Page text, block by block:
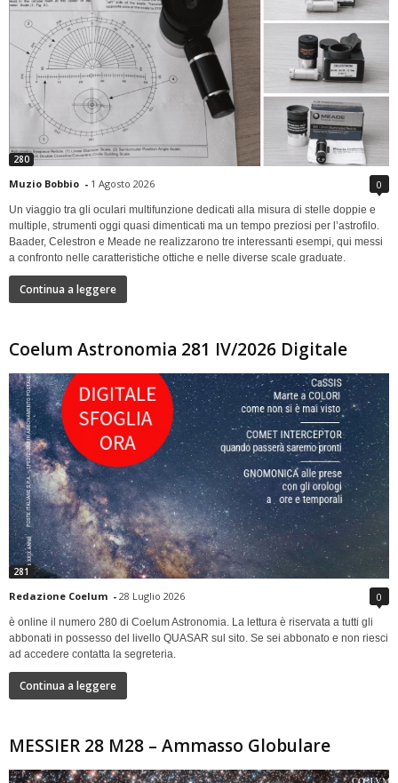
280
Muzio Bobbio - 1 Agosto 2026 0
Un viaggio tra gli oculari multifunzione dedicati alla misura di stelle doppie e
multiple, strumenti oggi quasi dimenticati ma un tempo preziosi per l’astrofilo.
Baader, Celestron e Meade ne realizzarono tre interessanti esempi, qui messi
a confronto nelle caratteristiche ottiche e nelle diverse scale graduate.
Continua a leggere
Coelum Astronomia 281 IV/2026 Digitale
281
Redazione Coelum - 28 Luglio 2026 0
è online il numero 280 di Coelum Astronomia. La lettura è riservata a tutti gli
abbonati in possesso del livello QUASAR sul sito. Se sei abbonato e non riesci
ad accedere contatta la segreteria.
Continua a leggere
MESSIER 28 M28 – Ammasso Globulare